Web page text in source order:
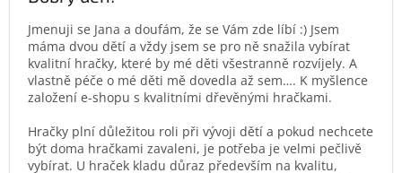
Jmenuji se Jana a doufám, že se Vám zde líbí :) Jsem
máma dvou dětí a vždy jsem se pro ně snažila vybírat
kvalitní hračky, které by mé děti všestranně rozvíjely. A
vlastně péče o mé děti mě dovedla až sem…. K myšlence
založení e-shopu s kvalitními dřevěnými hračkami.
Hračky plní důležitou roli při vývoji dětí a pokud nechcete
být doma hračkami zavaleni, je potřeba je velmi pečlivě
vybírat. U hraček kladu důraz především na kvalitu,